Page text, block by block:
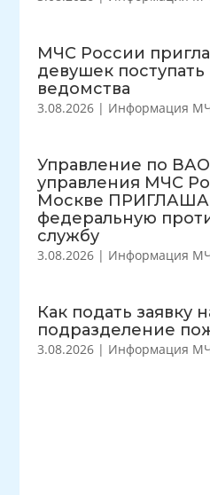
МЧС России
девушек
ведомства
3.08.2026 | Информация
Управление по ВАО
управления МЧС
Москве
федеральную
службу
3.08.2026 | Информация
Как подать заявку
подразделение
3.08.2026 | Информация